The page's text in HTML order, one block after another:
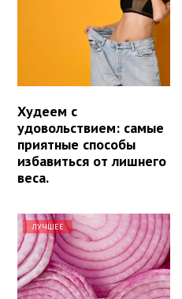
Худеем с
удовольствием: самые
приятные способы
избавиться от лишнего
веса.
ЛУЧШЕЕ